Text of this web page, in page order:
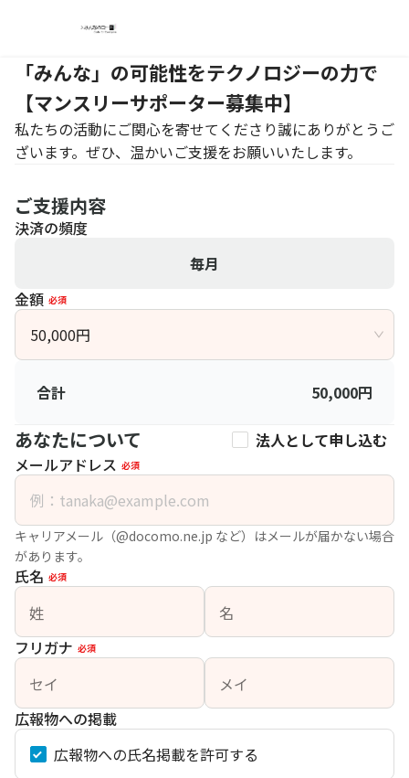
「みんな」の可能性をテクノロジーの力で
【マンスリーサポーター募集中】
私たちの活動にご関心を寄せてくださり誠にありがとうご
ざいます。ぜひ、温かいご支援をお願いいたします。
ご支援内容
決済の頻度
毎月
金額 必須
50,000円
合計 50,000円
あなたについて
法人として申し込む
メールアドレス 必須
キャリアメール（@docomo.ne.jp など）はメールが届かない場合
があります。
氏名 必須
姓
名
フリガナ 必須
セイ
メイ
広報物への掲載
広報物への氏名掲載を許可する